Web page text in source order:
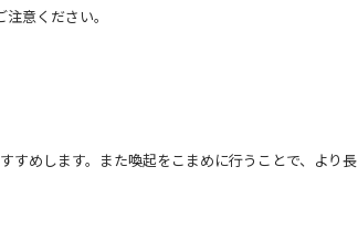
意ください。
めします。また喚起をこまめに行うことで、より